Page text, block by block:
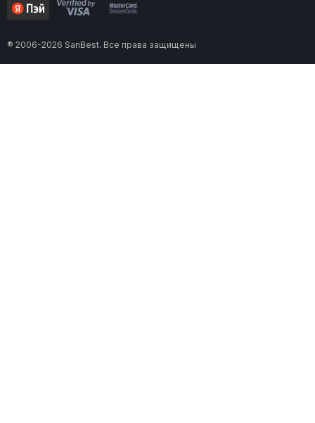
® 2006-2026 SanBest. Все права защищены